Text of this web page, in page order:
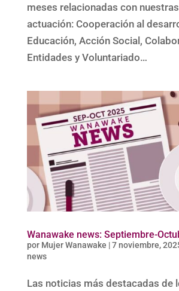
meses relacionadas con
actuación: Cooperación al
Educación, Acción Social,
Entidades y Voluntariado…
Wanawake news: Septiembre-
por Mujer Wanawake |7 noviembre,
news
Las noticias más destacadas de